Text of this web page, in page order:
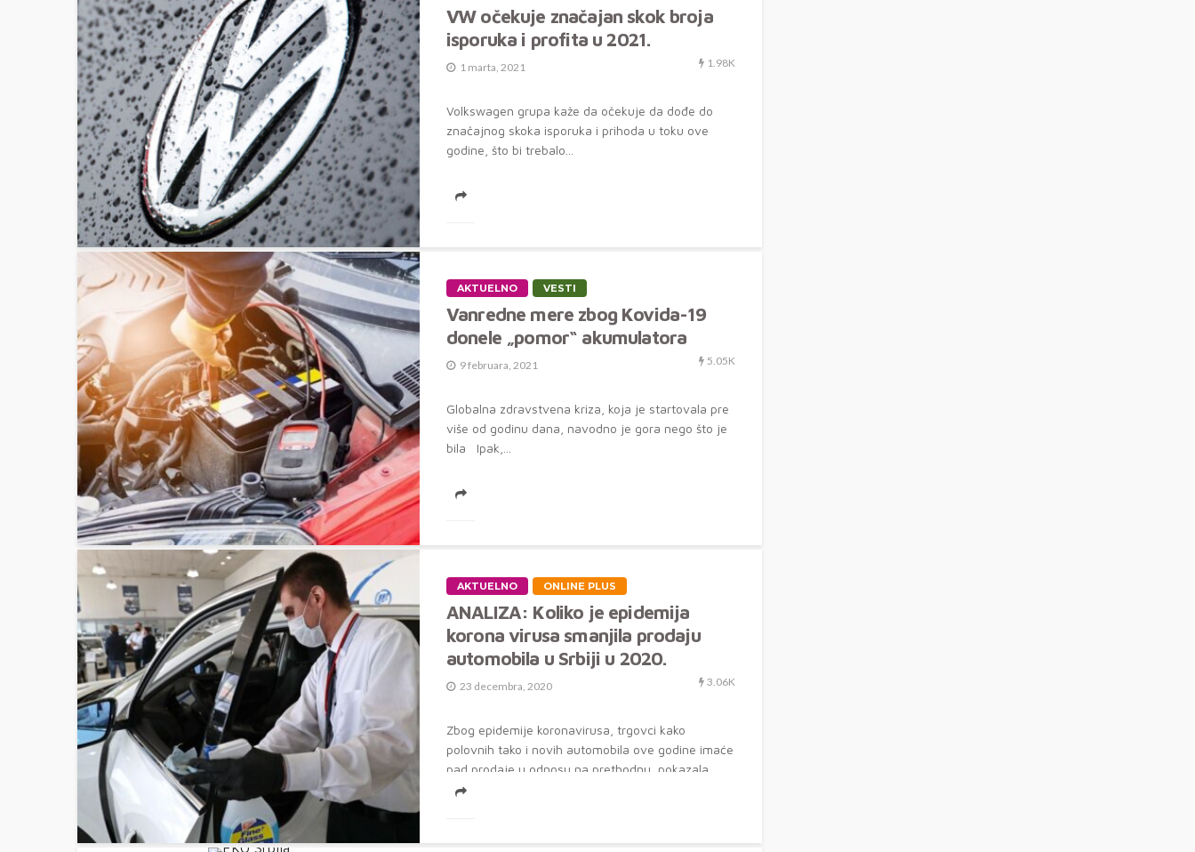
VW očekuje značajan skok broja
isporuka i profita u 2021.
1 marta, 2021 1.98K
Volkswagen grupa kaže da očekuje da dođe do
značajnog skoka isporuka i prihoda u toku ove
godine, što bi trebalo...
AKTUELNO VESTI
Vanredne mere zbog Kovida-19
donele „pomor“ akumulatora
9 februara, 2021 5.05K
Globalna zdravstvena kriza, koja je startovala pre
više od godinu dana, navodno je gora nego što je
bila Ipak,...
AKTUELNO ONLINE PLUS
ANALIZA: Koliko je epidemija
korona virusa smanjila prodaju
automobila u Srbiji u 2020.
23 decembra, 2020 3.06K
Zbog epidemije koronavirusa, trgovci kako
polovnih tako i novih automobila ove godine imaće
pad prodaje u odnosu na prethodnu, pokazala...